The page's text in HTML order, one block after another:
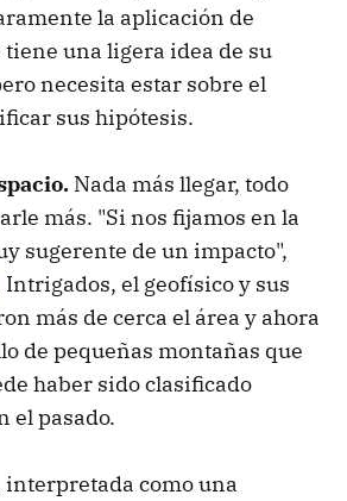
la aplicación de
tiene una ligera idea de su
necesita estar sobre el
sus hipótesis.
Nada más llegar, todo
más. "Si nos fijamos en la
sugerente de un impacto",
Intrigados, el geofísico y sus
más de cerca el área y ahora
de pequeñas montañas que
haber sido clasificado
el pasado.
como una